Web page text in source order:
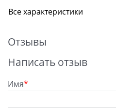
Все характеристики
Отзывы
Написать отзыв
Имя